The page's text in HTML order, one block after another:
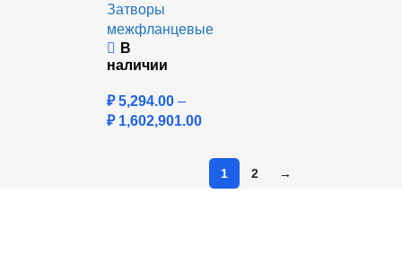
Затворы
межфланцевые
В
наличии
₽5,294.00 –
₽1,602,901.00
1 2 →